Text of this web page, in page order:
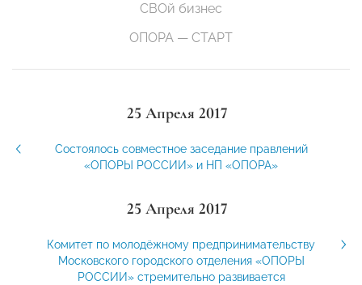
СВОй бизнес
ОПОРА — СТАРТ
25 Апреля 2017
Состоялось совместное заседание правлений
«ОПОРЫ РОССИИ» и НП «ОПОРА»
25 Апреля 2017
Комитет по молодёжному предпринимательству
Московского городского отделения «ОПОРЫ
РОССИИ» стремительно развивается